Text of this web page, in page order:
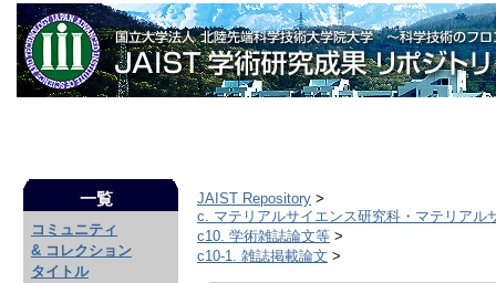
一覧
コミュニティ
& コレクション
タイトル
JAIST Repository >
c. マテリアルサイエンス研究科・マテリアル
c10. 学術雑誌論文等 >
c10-1. 雑誌掲載論文 >